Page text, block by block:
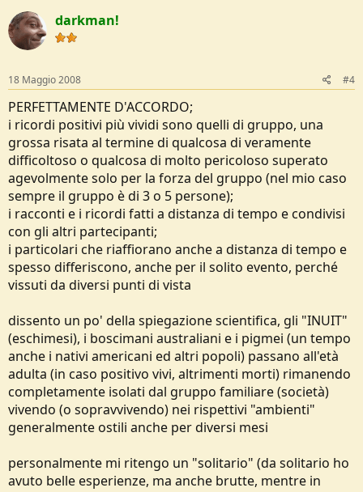
darkman!
18 Maggio 2008 #4
PERFETTAMENTE D'ACCORDO;
i ricordi positivi più vividi sono quelli di gruppo, una
grossa risata al termine di qualcosa di veramente
difficoltoso o qualcosa di molto pericoloso superato
agevolmente solo per la forza del gruppo (nel mio caso
sempre il gruppo è di 3 o 5 persone);
i racconti e i ricordi fatti a distanza di tempo e condivisi
con gli altri partecipanti;
i particolari che riaffiorano anche a distanza di tempo e
spesso differiscono, anche per il solito evento, perché
vissuti da diversi punti di vista
dissento un po' della spiegazione scientifica, gli "INUIT"
(eschimesi), i boscimani australiani e i pigmei (un tempo
anche i nativi americani ed altri popoli) passano all'età
adulta (in caso positivo vivi, altrimenti morti) rimanendo
completamente isolati dal gruppo familiare (società)
vivendo (o sopravvivendo) nei rispettivi "ambienti"
generalmente ostili anche per diversi mesi
personalmente mi ritengo un "solitario" (da solitario ho
avuto belle esperienze, ma anche brutte, mentre in